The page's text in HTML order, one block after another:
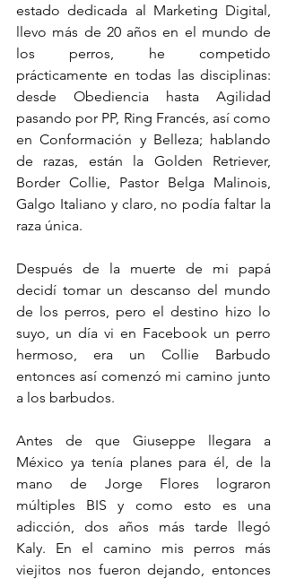
estado dedicada al Marketing Digital,
llevo más de 20 años en el mundo de
los perros, he competido
prácticamente en todas las disciplinas:
desde Obediencia hasta Agilidad
pasando por PP, Ring Francés, así como
en Conformación y Belleza; hablando
de razas, están la Golden Retriever,
Border Collie, Pastor Belga Malinois,
Galgo Italiano y claro, no podía faltar la
raza única.
Después de la muerte de mi papá
decidí tomar un descanso del mundo
de los perros, pero el destino hizo lo
suyo, un día vi en Facebook un perro
hermoso, era un Collie Barbudo
entonces así comenzó mi camino junto
a los barbudos.
Antes de que Giuseppe llegara a
México ya tenía planes para él, de la
mano de Jorge Flores lograron
múltiples BIS y como esto es una
adicción, dos años más tarde llegó
Kaly. En el camino mis perros más
viejitos nos fueron dejando, entonces